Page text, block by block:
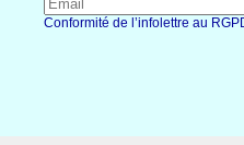
Conformité de l’infolettre au